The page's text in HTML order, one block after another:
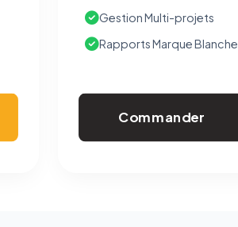
Gestion Multi-projets
Rapports Marque Blanche
Commander